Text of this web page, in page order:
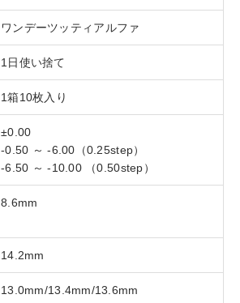
ワンデーツッティアルファ
1日使い捨て
1箱10枚入り
±0.00
-0.50 ～ ‐6.00（0.25step）
-6.50 ～ -10.00 （0.50step）
8.6mm
14.2mm
13.0mm/13.4mm/13.6mm